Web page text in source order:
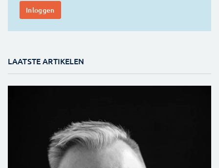
LAATSTE ARTIKELEN